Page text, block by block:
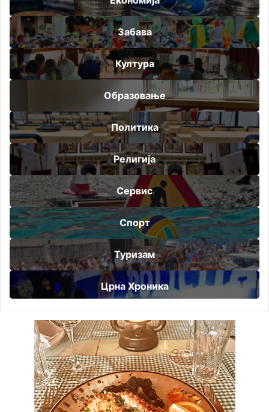
Забава
Култура
Образовање
Политика
Религија
Сервис
Спорт
Туризам
Црна Хроника